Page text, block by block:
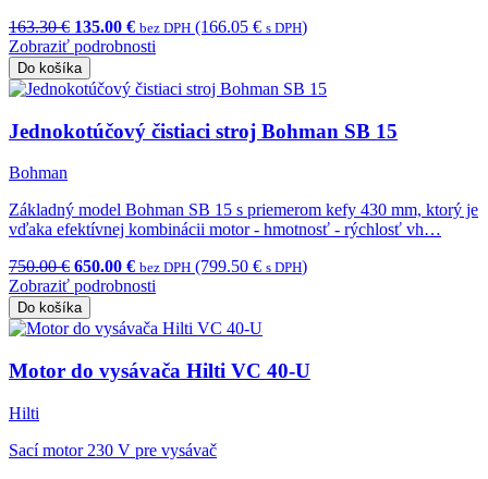
163.30 € 135.00 € bez DPH (166.05 € s DPH)
Zobraziť podrobnosti
Do košíka
Jednokotúčový čistiaci stroj Bohman SB 15
Bohman
Základný model Bohman SB 15 s priemerom kefy 430 mm, ktorý je
vďaka efektívnej kombinácii motor - hmotnosť - rýchlosť vh…
750.00 € 650.00 € bez DPH (799.50 € s DPH)
Zobraziť podrobnosti
Do košíka
Motor do vysávača Hilti VC 40-U
Hilti
Sací motor 230 V pre vysávač